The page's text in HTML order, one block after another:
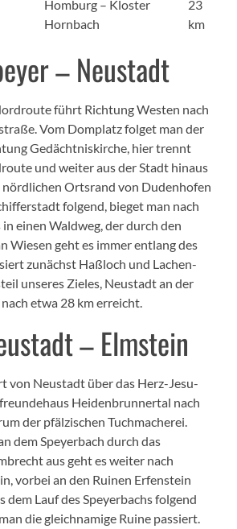
Homburg – Kloster
Hornbach
23
km
– Neustadt
führt Richtung Westen nach
Vom Domplatz folget man der
Gedächtniskirche, hier trennt
und weiter aus der Stadt hinaus
nördlichen Ortsrand von Dudenhofen
folgend, bieget man nach
einen Waldweg, der durch den
Wiesen geht es immer entlang des
zunächst Haßloch und Lachen-
unseres Zieles, Neustadt an der
etwa 28 km erreicht.
– Elmstein
von Neustadt über das Herz-Jesu-
Heidenbrunnertal nach
der pfälzischen Tuchmacherei.
dem Speyerbach durch das
aus geht es weiter nach
vorbei an den Ruinen Erfenstein
dem Lauf des Speyerbachs folgend
die gleichnamige Ruine passiert.